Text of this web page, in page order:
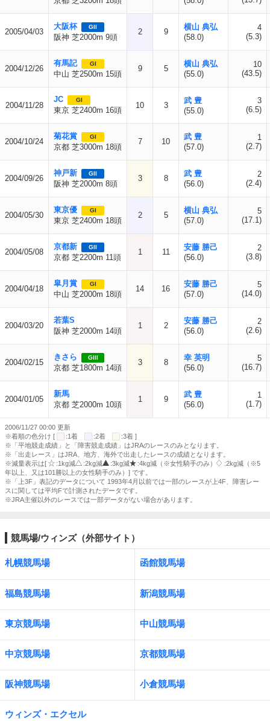
2005/04/03
大阪杯 GII
阪神 芝2000m 9頭
2 9
横山 典弘
(58.0)
4
(5.3)
2004/12/26
有馬記 GI
中山 芝2500m 15頭
9 5
横山 典弘
(55.0)
10
(43.5)
2004/11/28
JC GI
東京 芝2400m 16頭
10 3
武 豊
(55.0)
3
(6.5)
2004/10/24
菊花賞 GI
京都 芝3000m 18頭
7 10
武 豊
(57.0)
1
(2.7)
2004/09/26
神戸新 GII
阪神 芝2000m 8頭
3 8
武 豊
(56.0)
2
(2.4)
2004/05/30
東京優 GI
東京 芝2400m 18頭
2 5
横山 典弘
(57.0)
5
(17.1)
2004/05/08
京都新 GII
京都 芝2200m 11頭
1 11
安藤 勝己
(56.0)
2
(3.8)
2004/04/18
皐月賞 GI
中山 芝2000m 18頭
14 16
安藤 勝己
(57.0)
5
(14.0)
2004/03/20
若葉S
阪神 芝2000m 14頭
1 2
安藤 勝己
(56.0)
2
(2.6)
2004/02/15
きさら GIII
京都 芝1800m 14頭
3 8
幸 英明
(56.0)
5
(16.7)
2004/01/05
新馬
京都 芝2000m 10頭
1 9
武 豊
(56.0)
1
(1.7)
2006/11/27 00:00 更新
※着順の色分け [
:1着 :2着
:3着 ]
※「平地競走成績」と「障害競走成績」はJRAのレースのみとなります。
※「出走レース」はJRA、地方、海外で出走したレースの成績となります。
※減量表示は[
:1kg減 :2kg減 :3kg減 :4kg減（※女性騎手のみ）
:2kg減（※5
年以上、又は101勝以上の女性騎手のみ）] です。
※「上3F」表記のデータについて 1993年4月以前では一部のレースが上4F、障害レー
スに関しては平均Fで計測されたデータです。
※JRA主催以外のレースでは一部データがない場合があります。
競馬場/ウィンズ（外部サイト）
札幌競馬場 函館競馬場
福島競馬場 新潟競馬場
東京競馬場 中山競馬場
中京競馬場 京都競馬場
阪神競馬場 小倉競馬場
ウィンズ・エクセル